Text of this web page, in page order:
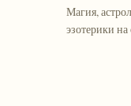
Магия,
эзотерики